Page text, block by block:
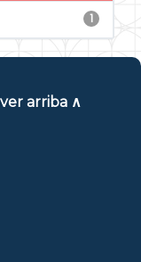
1
arriba ∧